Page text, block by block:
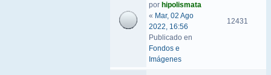
por hipolismata
« Mar, 02 Ago
2022, 16:56
Publicado en
Fondos e
Imágenes
12431